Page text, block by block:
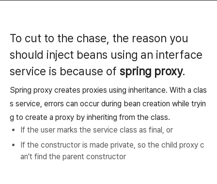
To cut to the chase, the reason you
should inject beans using an interface
service is because of spring proxy.
Spring proxy creates proxies using inheritance. With a clas
s service, errors can occur during bean creation while tryin
g to create a proxy by inheriting from the class.
If the user marks the service class as final, or
If the constructor is made private, so the child proxy c
an't find the parent constructor